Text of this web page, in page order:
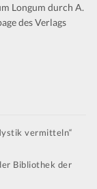
Longum durch A.
des Verlags
vermitteln“
Bibliothek der